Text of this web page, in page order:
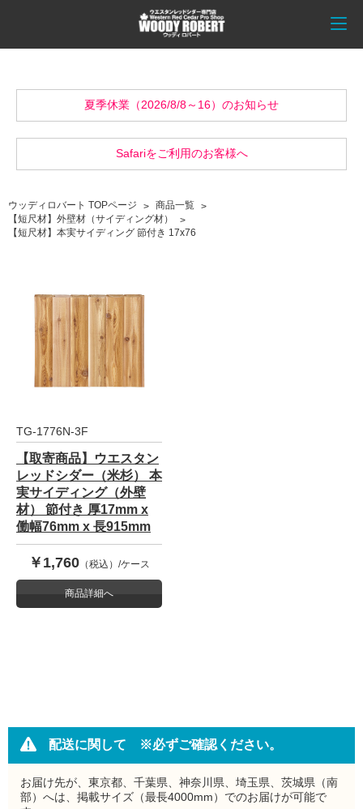
夏季休業（2026/8/8～16）のお知らせ
Safariをご利用のお客様へ
ウッディロバート TOPページ
商品一覧
【短尺材】外壁材（サイディング材）
【短尺材】本実サイディング 節付き 17x76
TG-1776N-3F
【取寄商品】ウエスタン
レッドシダー（米杉） 本
実サイディング（外壁
材） 節付き 厚17mm x
働幅76mm x 長915mm
￥1,760 （税込）/ケース
商品詳細へ
配送に関して ※必ずご確認ください。
お届け先が、東京都、千葉県、神奈川県、埼玉県、茨城県（南
部）へは、掲載サイズ（最長4000mm）でのお届けが可能で